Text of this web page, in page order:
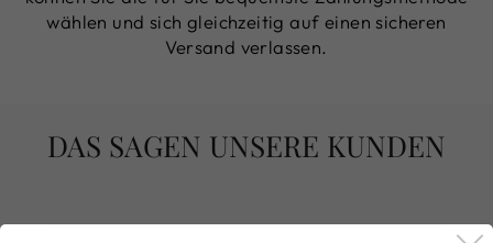
wählen und sich gleichzeitig auf einen sicheren
Versand verlassen.
DAS SAGEN UNSERE KUNDEN